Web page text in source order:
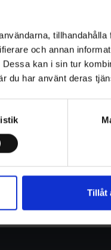
tillhandahålla
och annan
kan i sin tur
du har använt deras
Tillåt
en